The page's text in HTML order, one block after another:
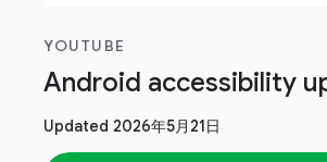
YOUTUBE
Android accessibility
Updated 2026年5月21日